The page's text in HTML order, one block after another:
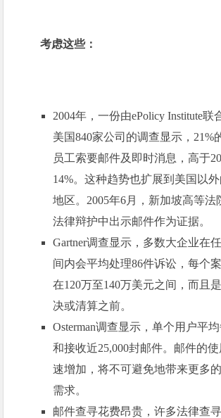
考虑这些：
2004年，一份由ePolicy Institute联
美国840家公司的调查显示，21%
员工索要邮件及即时消息，高于
14%。这种趋势也扩展到美国以
地区。2005年6月，新加坡高等法
法律辩护中出示邮件作为证据。
Gartner调查显示，多数大企业在
间内会平均处理86件诉讼，每个
在120万至140万美元之间，而且
决或清算之前。
Osterman调查显示，单个用户平
和接收近25,000封邮件。邮件的
速增加，将不可避免地带来更多
需求。
邮件查寻花费昂贵，许多法律查